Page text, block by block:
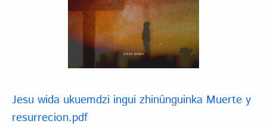
Jesu wida ukuemdzi ingui zhinûnguinka Muerte y
resurrecion.pdf